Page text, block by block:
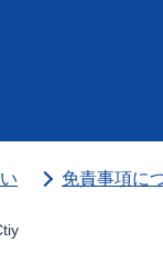
免責事項に